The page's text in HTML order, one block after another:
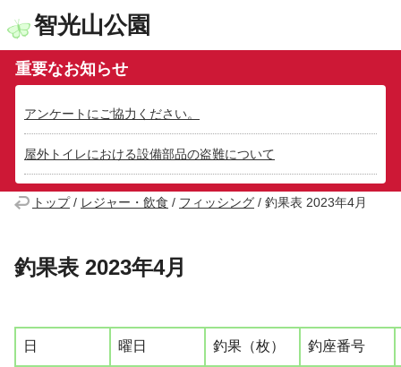
智光山公園
重要なお知らせ
アンケートにご協力ください。
屋外トイレにおける設備部品の盗難について
トップ/ レジャー・飲食 / フィッシング / 釣果表 2023年4月
釣果表 2023年4月
日 曜日 釣果（枚） 釣座番号